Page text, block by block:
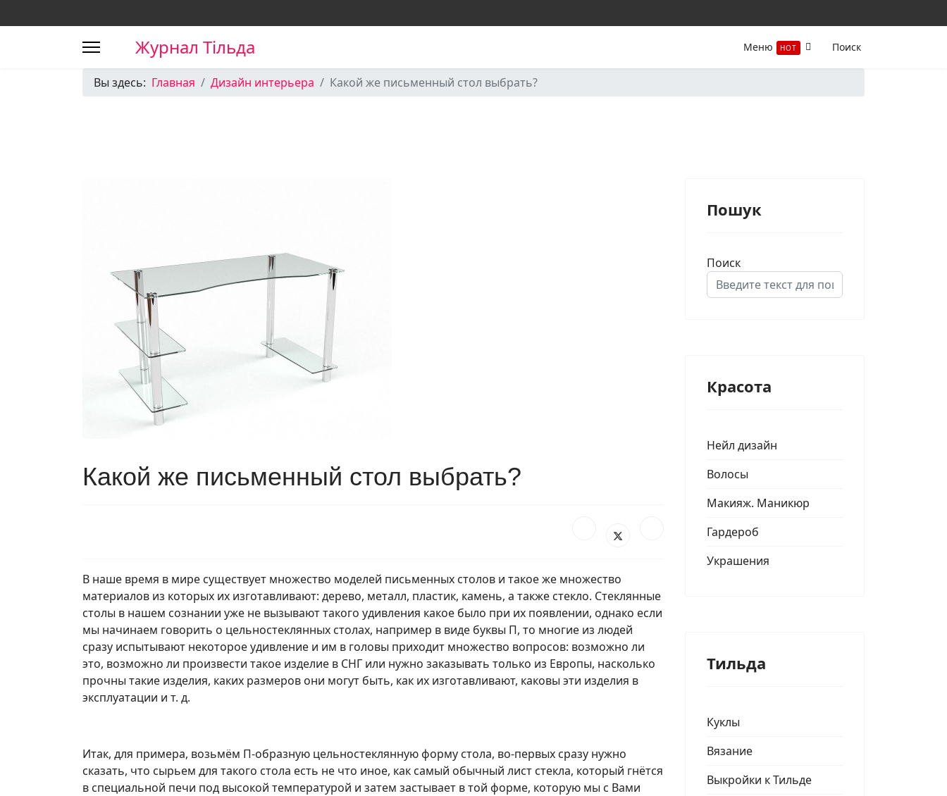
Журнал Тільда Меню HOT Поиск
Вы здесь: Главная Дизайн интерьера Какой же письменный стол выбрать?
Какой же письменный стол выбрать?
В наше время в мире существует множество моделей письменных столов и такое же множество
материалов из которых их изготавливают: дерево, металл, пластик, камень, а также стекло. Стеклянные
столы в нашем сознании уже не вызывают такого удивления какое было при их появлении, однако если
мы начинаем говорить о цельностеклянных столах, например в виде буквы П, то многие из людей
сразу испытывают некоторое удивление и им в головы приходит множество вопросов: возможно ли
это, возможно ли произвести такое изделие в СНГ или нужно заказывать только из Европы, насколько
прочны такие изделия, каких размеров они могут быть, как их изготавливают, каковы эти изделия в
эксплуатации и т. д.
Итак, для примера, возьмём П-образную цельностеклянную форму стола, во-первых сразу нужно
сказать, что сырьем для такого стола есть не что иное, как самый обычный лист стекла, который гнётся
в специальной печи под высокой температурой и затем застывает в той форме, которую мы с Вами
Пошук
Поиск
Красота
Нейл дизайн
Волосы
Макияж. Маникюр
Гардероб
Украшения
Тильда
Куклы
Вязание
Выкройки к Тильде